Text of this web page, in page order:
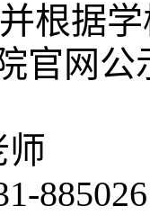
根据
官网公
师